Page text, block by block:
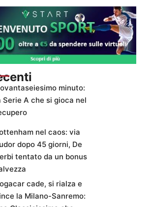
minuto:
Serie A che si gioca nel
nel caos: via
dopo 45 giorni, De
tentato da un bonus
cade, si rialza e
la Milano-Sanremo: